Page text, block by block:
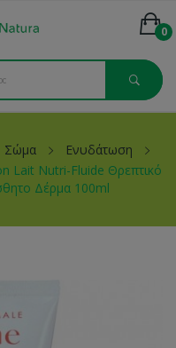
0
Σώμα
Ενυδάτωση
Lait Nutri-Fluide Θρεπτικό
Δέρμα 100ml